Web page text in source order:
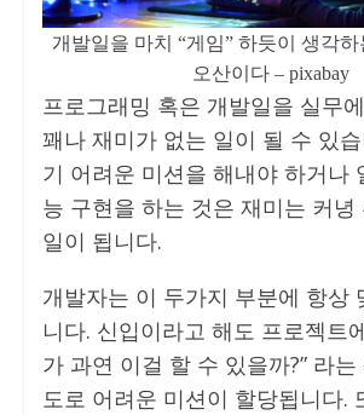
개발일을 마치 “게임” 하듯이 생각
오산이다 – pixabay
프로그래밍 혹은 개발일을 실무
꽤나 재미가 없는 일이 될 수 있
기 어려운 미션을 해내야 하거나
능 구현을 하는 것은 재미는 커녕
일이 됩니다.
개발자는 이 두가지 부분에 항상
니다. 신입이라고 해도 프로젝트
가 과연 이걸 할 수 있을까?” 라
도로 어려운 미션이 할당됩니다.